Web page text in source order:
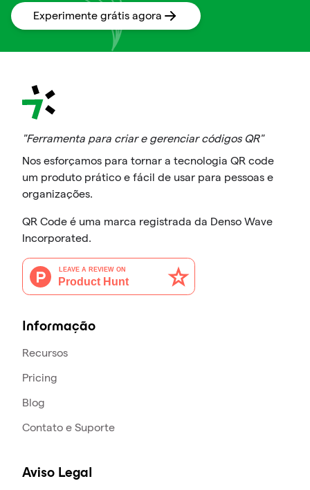
Experimente grátis agora
"Ferramenta para criar e gerenciar códigos QR"
Nos esforçamos para tornar a tecnologia QR code
um produto prático e fácil de usar para pessoas e
organizações.
QR Code é uma marca registrada da Denso Wave
Incorporated.
Informação
Recursos
Pricing
Blog
Contato e Suporte
Aviso Legal